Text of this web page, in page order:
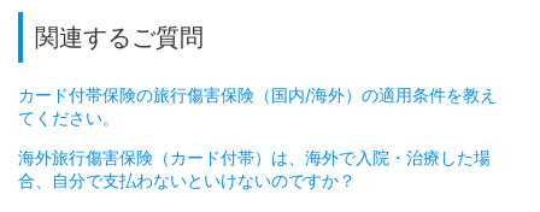
関連するご質問
カード付帯保険の旅行傷害保険（国内/海外）の適用条件を教え
てください。
海外旅行傷害保険（カード付帯）は、海外で入院・治療した場
合、自分で支払わないといけないのですか？